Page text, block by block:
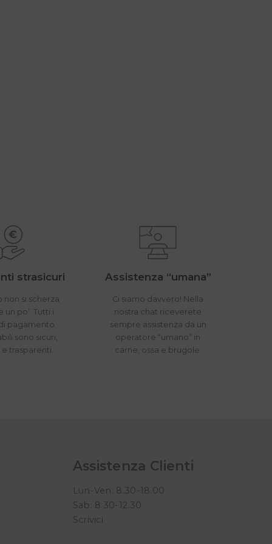
strasicuri
non si scherza
un po’. Tutti i
pagamento
sono sicuri,
trasparenti.
Assistenza “umana”
Ci siamo davvero! Nella
nostra chat riceverete
sempre assistenza da un
operatore “umano” in
carne, ossa e brugole.
Assistenza Clienti
Lun-Ven: 8.30-18.00
Sab: 8.30-12.30
Scrivici